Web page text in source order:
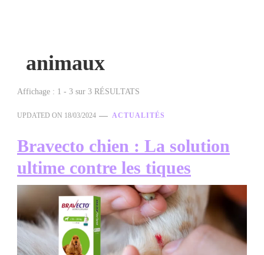
animaux
Affichage : 1 - 3 sur 3 RÉSULTATS
UPDATED ON 18/03/2024 ACTUALITÉS
Bravecto chien : La solution
ultime contre les tiques